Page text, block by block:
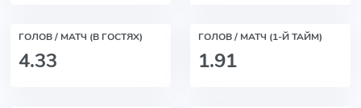
ГОЛОВ / МАТЧ (В ГОСТЯХ)
4.33
ГОЛОВ / МАТЧ (1-Й ТАЙМ)
1.91